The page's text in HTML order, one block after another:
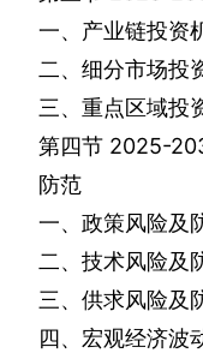
一、产业链投资
二、细分市场投
三、重点区域投
第四节 2025-
防范
一、政策风险及
二、技术风险及
三、供求风险及
四、宏观经济波